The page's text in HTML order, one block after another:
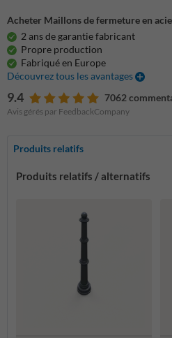
Acheter Maillons de fermeture en
2 ans de garantie fabricant
Propre production
Fabriqué en Europe
Découvrez tous les avantages
9.4 7062
Avis gérés par FeedbackCompany
Produits relatifs
Produits relatifs / alternatifs